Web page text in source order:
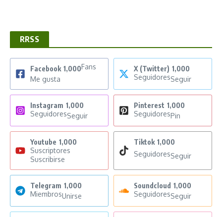
RRSS
Facebook 1,000Fans
Me gusta
X (Twitter) 1,000
SeguidoresSeguir
Instagram 1,000
SeguidoresSeguir
Pinterest 1,000
SeguidoresPin
Youtube 1,000
Suscriptores
Suscribirse
Tiktok 1,000
SeguidoresSeguir
Telegram 1,000
MiembrosUnirse
Soundcloud 1,000
SeguidoresSeguir